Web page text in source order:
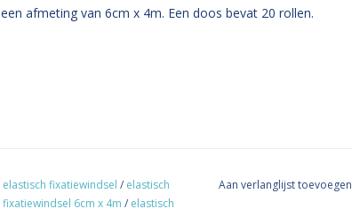
een afmeting van 6cm x 4m. Een doos bevat 20 rollen.
elastisch fixatiewindsel / elastisch
fixatiewindsel 6cm x 4m / elastisch
Aan verlanglijst toevoegen